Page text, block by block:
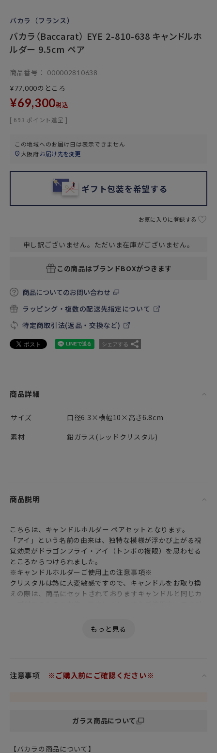
バカラ（フランス）
バカラ（Baccarat） EYE 2-810-638 キャンドルホ
ルダー 9.5cm ペア
商品番号
000002810638
¥77,000のところ
¥69,300税込
[ 693 ポイント進呈 ]
この地域へのお届け日は表示できません
大阪府お届け先を変更
ギフト包装を希望する
お気に入りに登録する
申し訳ございません。ただいま在庫がございません。
この商品はブランドBOXがつきます
商品についてのお問い合わせ
ラッピング・複数の配送先指定について
特定商取引法(返品・交換など)
シェアする
商品詳細
サイズ
口径6.3×横幅10×高さ6.8cm
素材
鉛ガラス(レッドクリスタル)
商品説明
こちらは、キャンドルホルダー ペアセットとなります。
「アイ」という名前の由来は、独特な模様が浮かび上がる視
覚効果がドラゴンフライ・アイ（トンボの複眼）を思わせる
ところからつけられました。
※キャンドルホルダーご使用上の注意事項※
クリスタルは熱に大変敏感ですので、キャンドルをお取り換
えの際は、商品にセットされておりますキャンドルと同じカ
注意事項 ※ご購入前にご確認ください※
ガラス商品について
【バカラの商品について】